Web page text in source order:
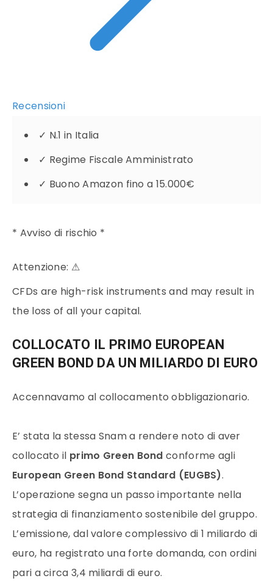
Recensioni
✓ N.1 in Italia
✓ Regime Fiscale Amministrato
✓ Buono Amazon fino a 15.000€
* Avviso di rischio *
Attenzione: ⚠
CFDs are high-risk instruments and may result in
the loss of all your capital.
COLLOCATO IL PRIMO EUROPEAN
GREEN BOND DA UN MILIARDO DI EURO
Accennavamo al collocamento obbligazionario.
E’ stata la stessa Snam a rendere noto di aver
collocato il primo Green Bond conforme agli
European Green Bond Standard (EUGBS).
L’operazione segna un passo importante nella
strategia di finanziamento sostenibile del gruppo.
L’emissione, dal valore complessivo di 1 miliardo di
euro, ha registrato una forte domanda, con ordini
pari a circa 3,4 miliardi di euro.